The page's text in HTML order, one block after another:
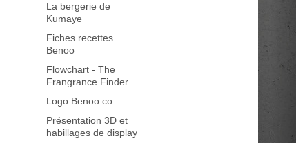
La bergerie de
Kumaye
Fiches recettes
Benoo
Flowchart - The
Frangrance Finder
Logo Benoo.co
Présentation 3D et
habillages de display